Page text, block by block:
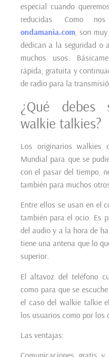
especial cuando
reducidas. Como
ondamania.com, son
dedican a la seguridad o
muchos usos.
rápida, gratuita y
de radio para la
¿Qué debes
walkie talkies?
Los originarios walkies
Mundial para que se
con el pasar del tiempo,
también para muchos
Entre ellos se usan en el
también para el ocio. Es
del audio y a la hora de
tiene una antena que lo
superior.
El altavoz del teléfono
como para que se
el caso del walkie talkie
los usuarios como por los
Las ventajas: